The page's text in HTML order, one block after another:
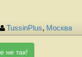
TussinPlus, Москва
не так!